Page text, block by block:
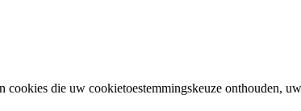
die uw cookietoestemmingskeuze onthouden,